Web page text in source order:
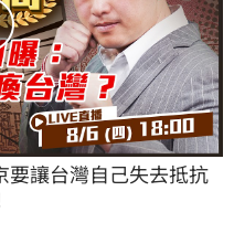
要讓台灣自己失去抵抗